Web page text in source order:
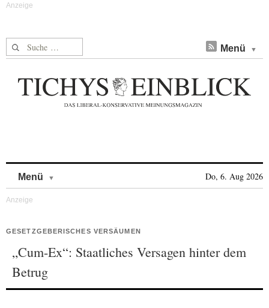
Suche nach: Menü
Menü Do, 6. Aug 2026
GESETZGEBERISCHES VERSÄUMEN
„Cum-Ex“: Staatliches Versagen hinter dem
Betrug